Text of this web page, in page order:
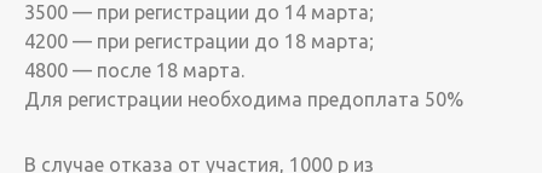
3500 — при регистрации до 14 марта;
4200 — при регистрации до 18 марта;
4800 — после 18 марта.
Для регистрации необходима предоплата 50%
В случае отказа от участия, 1000 р из